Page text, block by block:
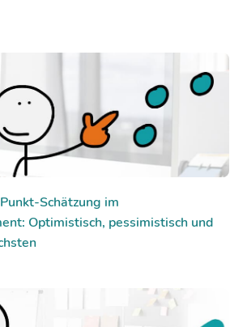
Schätzung im
Optimistisch, pessimistisch und